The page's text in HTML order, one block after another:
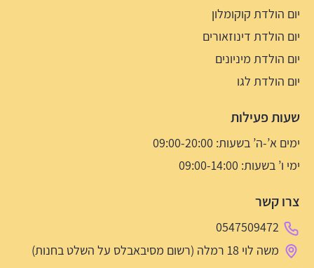
יום הולדת קוקומלון
יום הולדת דינוזאורים
יום הולדת מיניונים
יום הולדת לגו
שעות פעילות
ימים א’-ה’ בשעות: 09:00-20:00
ימי ו’ בשעות: 09:00-14:00
צרו קשר
0547509472
משה לוי 18 רמלה (רשום מסיבאבלס על השלט בחנות)